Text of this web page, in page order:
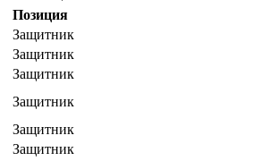
Позиция
Защитник
Защитник
Защитник
Защитник
Защитник
Защитник